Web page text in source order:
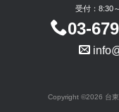
受付：8:30
03-
Copyright ©2026 台東